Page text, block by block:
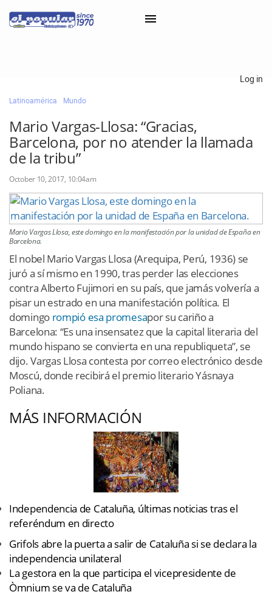
Classifieds
Categorías
Iniciar sesión con Clascal
Log in
Latinoamérica Mundo
Mario Vargas-Llosa: “Gracias,
Barcelona, por no atender la llamada
de la tribu”
October 10, 2017, 10:04am
Mario Vargas Llosa, este domingo en la manifestación por la unidad de España en
Barcelona.
El nobel Mario Vargas Llosa (Arequipa, Perú, 1936) se
juró a sí mismo en 1990, tras perder las elecciones
contra Alberto Fujimori en su país, que jamás volvería a
pisar un estrado en una manifestación política. El
domingo rompió esa promesapor su cariño a
Barcelona: “Es una insensatez que la capital literaria del
mundo hispano se convierta en una republiqueta”, se
dijo. Vargas Llosa contesta por correo electrónico desde
Moscú, donde recibirá el premio literario Yásnaya
Poliana.
MÁS INFORMACIÓN
Independencia de Cataluña, últimas noticias tras el
referéndum en directo
Grifols abre la puerta a salir de Cataluña si se declara la
independencia unilateral
La gestora en la que participa el vicepresidente de
Òmnium se va de Cataluña